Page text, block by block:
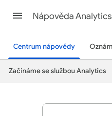
Nápověda Analytics
Centrum nápovědy
Začínáme se službou Analytics